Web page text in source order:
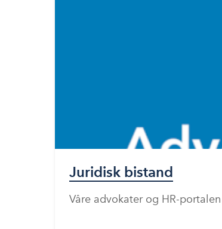
Juridisk bistand
Våre advokater og HR-